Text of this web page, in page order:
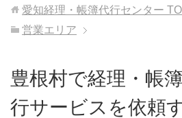
愛知経理・帳簿代行センター
営業エリア
豊根村で経理・帳
行サービスを依頼